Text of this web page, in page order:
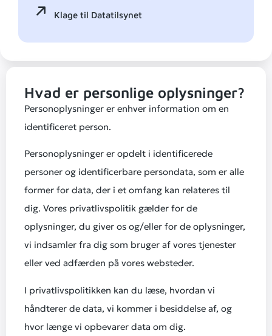
Klage til Datatilsynet
Hvad er personlige oplysninger?
Personoplysninger er enhver information om en
identificeret person.
Personoplysninger er opdelt i identificerede
personer og identificerbare persondata, som er alle
former for data, der i et omfang kan relateres til
dig. Vores privatlivspolitik gælder for de
oplysninger, du giver os og/eller for de oplysninger,
vi indsamler fra dig som bruger af vores tjenester
eller ved adfærden på vores websteder.
I privatlivspolitikken kan du læse, hvordan vi
håndterer de data, vi kommer i besiddelse af, og
hvor længe vi opbevarer data om dig.